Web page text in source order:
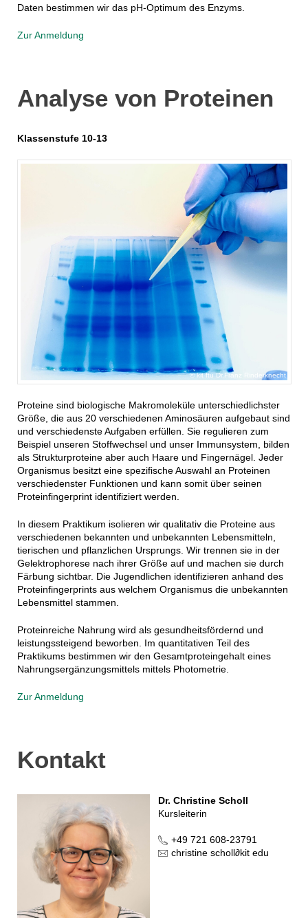
Daten bestimmen wir das pH-Optimum des Enzyms.
Zur Anmeldung
Analyse­ von­ Prote­inen
Klassenstufe 10-13
kit ftu Dr.Franz Rinderknecht
Proteine sind biologische Makromoleküle unterschiedlichster
Größe, die aus 20 verschiedenen Aminosäuren aufgebaut sind
und verschiedenste Aufgaben erfüllen. Sie regulieren zum
Beispiel unseren Stoffwechsel und unser Immunsystem, bilden
als Strukturproteine aber auch Haare und Fingernägel. Jeder
Organismus besitzt eine spezifische Auswahl an Proteinen
verschiedenster Funktionen und kann somit über seinen
Proteinfingerprint identifiziert werden.
In diesem Praktikum isolieren wir qualitativ die Proteine aus
verschiedenen bekannten und unbekannten Lebensmitteln,
tierischen und pflanzlichen Ursprungs. Wir trennen sie in der
Gelektrophorese nach ihrer Größe auf und machen sie durch
Färbung sichtbar. Die Jugendlichen identifizieren anhand des
Proteinfingerprints aus welchem Organismus die unbekannten
Lebensmittel stammen.
Proteinreiche Nahrung wird als gesundheitsfördernd und
leistungssteigend beworben. Im quantitativen Teil des
Praktikums bestimmen wir den Gesamtproteingehalt eines
Nahrungsergänzungsmittels mittels Photometrie.
Zur Anmeldung
Kontakt
Dr. Christine Scholl
Kursleiterin
+49 721 608-23791
christine scholl∂kit edu